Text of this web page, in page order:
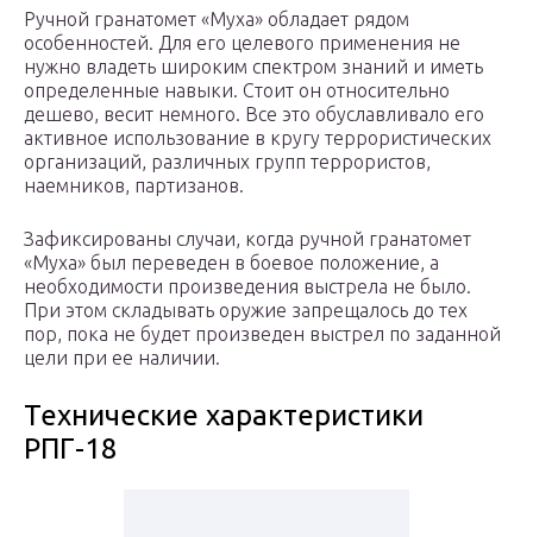
Ручной гранатомет «Муха» обладает рядом
особенностей. Для его целевого применения не
нужно владеть широким спектром знаний и иметь
определенные навыки. Стоит он относительно
дешево, весит немного. Все это обуславливало его
активное использование в кругу террористических
организаций, различных групп террористов,
наемников, партизанов.
Зафиксированы случаи, когда ручной гранатомет
«Муха» был переведен в боевое положение, а
необходимости произведения выстрела не было.
При этом складывать оружие запрещалось до тех
пор, пока не будет произведен выстрел по заданной
цели при ее наличии.
Технические характеристики
РПГ-18